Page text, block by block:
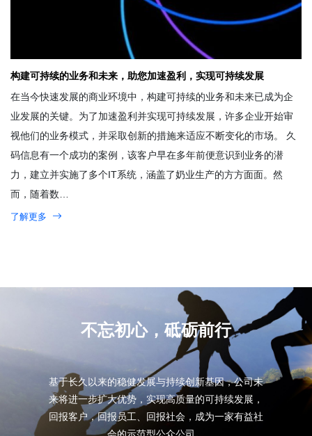
构建可持续的业务和未来，助您加速盈利，实现可持续发展
在当今快速发展的商业环境中，构建可持续的业务和未来已成为企
业发展的关键。为了加速盈利并实现可持续发展，许多企业开始审
视他们的业务模式，并采取创新的措施来适应不断变化的市场。 久
码信息有一个成功的案例，该客户早在多年前便意识到业务的潜
力，建立并实施了多个IT系统，涵盖了奶业生产的方方面面。然
而，随着数…
了解更多
不忘初心，砥砺前行
基于长久以来的稳健发展与持续创新基因，公司未
来将进一步扩大优势，实现高质量的可持续发展，
回报客户，回报员工、回报社会，成为一家有益社